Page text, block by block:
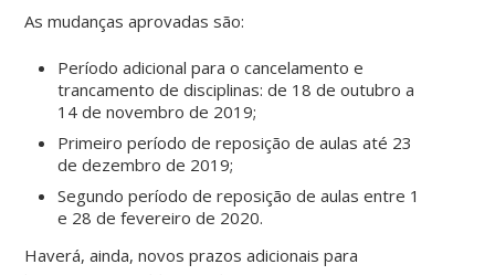
As mudanças aprovadas são:
Período adicional para o cancelamento e
trancamento de disciplinas: de 18 de outubro a
14 de novembro de 2019;
Primeiro período de reposição de aulas até 23
de dezembro de 2019;
Segundo período de reposição de aulas entre 1
e 28 de fevereiro de 2020.
Haverá, ainda, novos prazos adicionais para